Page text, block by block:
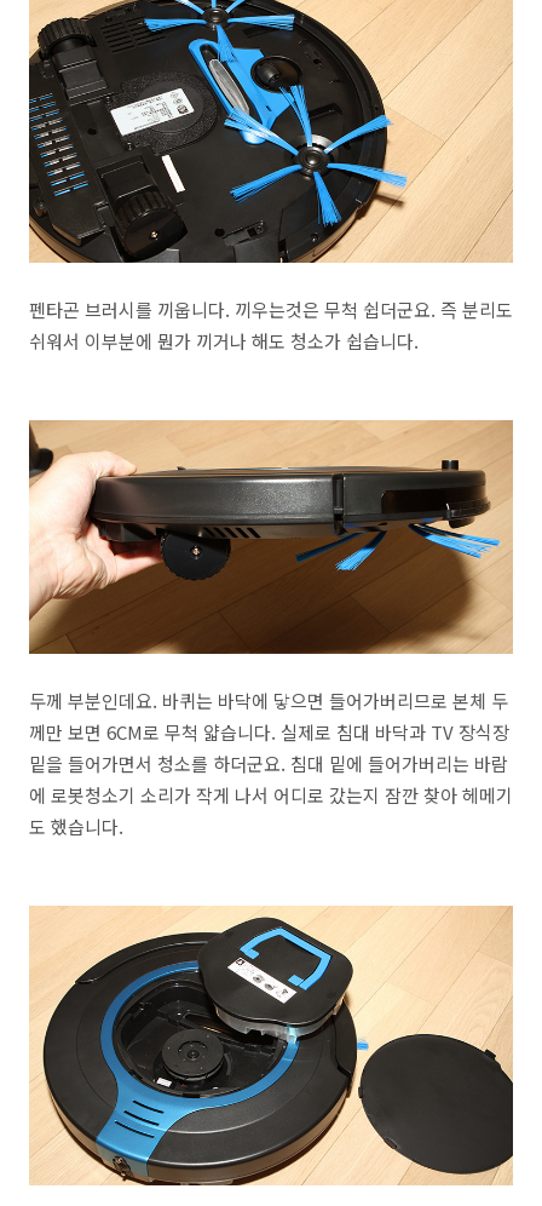
펜타곤 브러시를 끼웁니다. 끼우는것은 무척 쉽더군요. 즉 분리도
쉬워서 이부분에 뭔가 끼거나 해도 청소가 쉽습니다.
두께 부분인데요. 바퀴는 바닥에 닿으면 들어가버리므로 본체 두
께만 보면 6CM로 무척 얇습니다. 실제로 침대 바닥과 TV 장식장
밑을 들어가면서 청소를 하더군요. 침대 밑에 들어가버리는 바람
에 로봇청소기 소리가 작게 나서 어디로 갔는지 잠깐 찾아 헤메기
도 했습니다.